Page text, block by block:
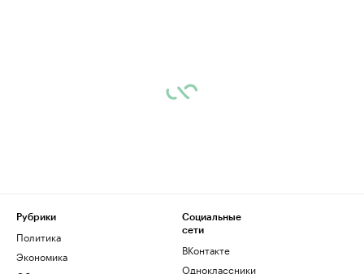
Рубрики
Политика
Экономика
Социальные
сети
ВКонтакте
Одноклассники